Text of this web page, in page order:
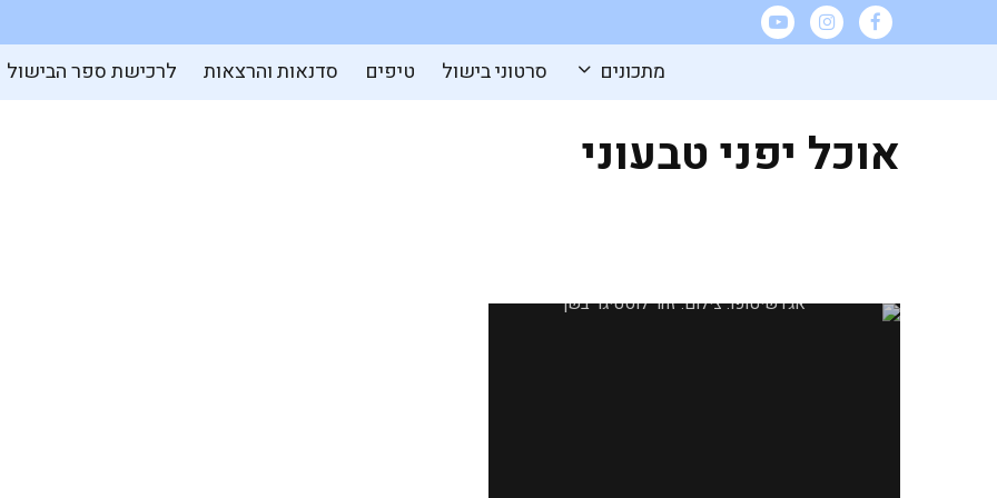
מתכונים סרטוני בישול טיפים סדנאות והרצאות לרכישת ספר הבישול
אוכל יפני טבעוני